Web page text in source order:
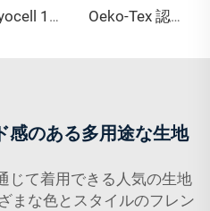
88% Lyocell 12% スパンデックス ジャージ生地 抗菌 吸湿性 環境にやさしい 軽量 アクティブウェア・スポーツウェア向け Oeko-Tex 認定 69% バンブー 31% ソロナ ジャージ生地 - 女性用・キッズ服向け抗菌軽量生地
感のある多用途な生地
じて着用できる人気の生地
まな色とスタイルのフレン